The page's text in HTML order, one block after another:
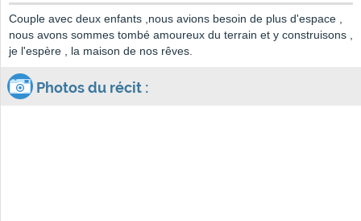
Couple avec deux enfants ,nous avions besoin de plus d'espace ,
nous avons sommes tombé amoureux du terrain et y construisons ,
je l'espère , la maison de nos rêves.
Photos du récit :